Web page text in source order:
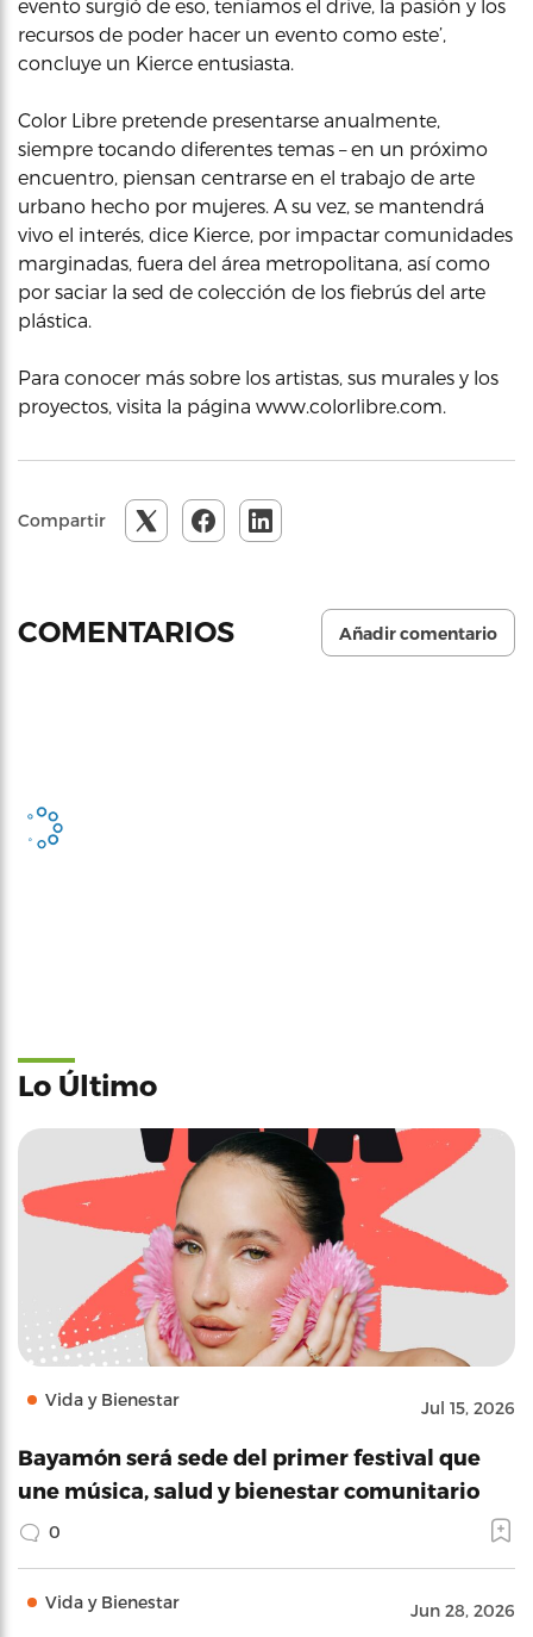
evento surgió de eso, teníamos el drive, la pasión y los
recursos de poder hacer un evento como este’,
concluye un Kierce entusiasta.
Color Libre pretende presentarse anualmente,
siempre tocando diferentes temas – en un próximo
encuentro, piensan centrarse en el trabajo de arte
urbano hecho por mujeres. A su vez, se mantendrá
vivo el interés, dice Kierce, por impactar comunidades
marginadas, fuera del área metropolitana, así como
por saciar la sed de colección de los fiebrús del arte
plástica.
Para conocer más sobre los artistas, sus murales y los
proyectos, visita la página www.colorlibre.com.
Compartir
COMENTARIOS Añadir comentario
Lo Último
Vida y Bienestar Jul 15, 2026
Bayamón será sede del primer festival que
une música, salud y bienestar comunitario
0
Vida y Bienestar Jun 28, 2026